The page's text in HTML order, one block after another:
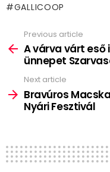
GALLICOOP
more
Previous article
A várva várt
ünnepet
Next article
Bravúros
Nyári Fesztivál